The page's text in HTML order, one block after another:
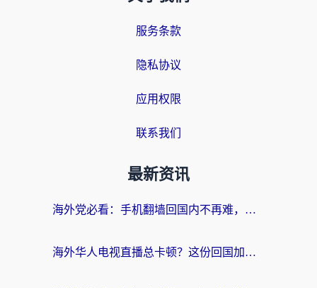
服务条款
隐私协议
应用权限
联系我们
最新资讯
海外党必看：手机翻墙回国内不再难，一篇搞定无缝访问国内资源指南
海外华人电视直播总卡顿？这份回国加速器选择指南帮你无缝看国内资源